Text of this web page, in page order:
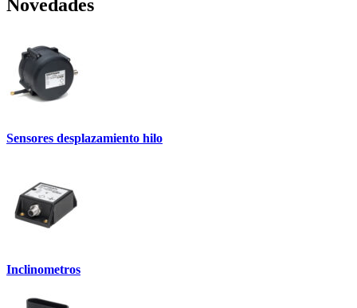
Novedades
Sensores desplazamiento hilo
Inclinometros